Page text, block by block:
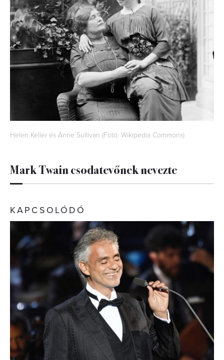
Helen Keller és Anne Sullivan (Fotó: Wikipedia Commons)
Mark Twain csodatevőnek nevezte
KAPCSOLÓDÓ